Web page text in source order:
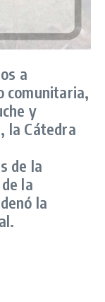
a
comunitaria,
y
la Cátedra
de la
la
la